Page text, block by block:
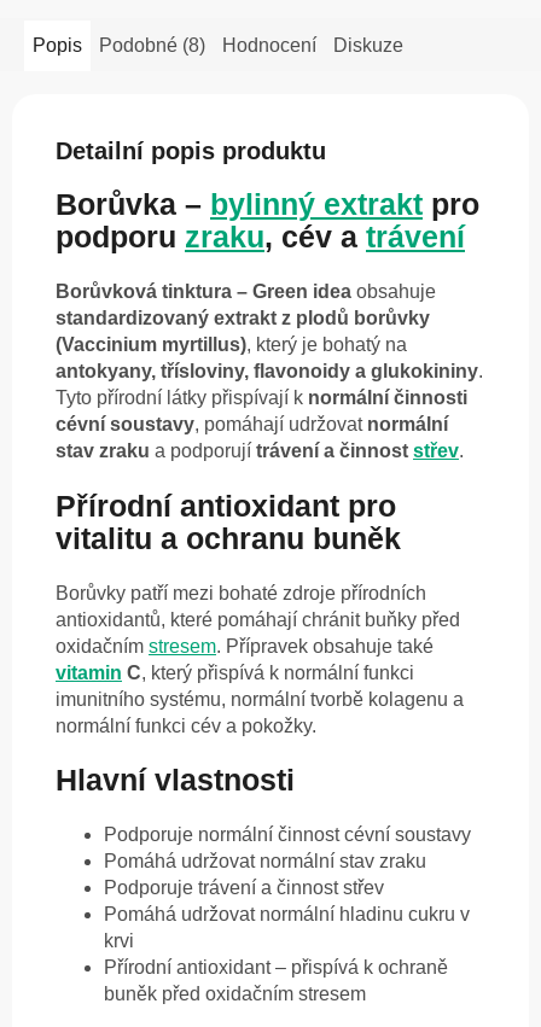
Popis Podobné (8) Hodnocení Diskuze
Detailní popis produktu
Borůvka – bylinný extrakt pro
podporu zraku, cév a trávení
Borůvková tinktura – Green idea obsahuje
standardizovaný extrakt z plodů borůvky
(Vaccinium myrtillus), který je bohatý na
antokyany, třísloviny, flavonoidy a glukokininy.
Tyto přírodní látky přispívají k normální činnosti
cévní soustavy, pomáhají udržovat normální
stav zraku a podporují trávení a činnost střev.
Přírodní antioxidant pro
vitalitu a ochranu buněk
Borůvky patří mezi bohaté zdroje přírodních
antioxidantů, které pomáhají chránit buňky před
oxidačním stresem. Přípravek obsahuje také
vitamin C, který přispívá k normální funkci
imunitního systému, normální tvorbě kolagenu a
normální funkci cév a pokožky.
Hlavní vlastnosti
Podporuje normální činnost cévní soustavy
Pomáhá udržovat normální stav zraku
Podporuje trávení a činnost střev
Pomáhá udržovat normální hladinu cukru v
krvi
Přírodní antioxidant – přispívá k ochraně
buněk před oxidačním stresem